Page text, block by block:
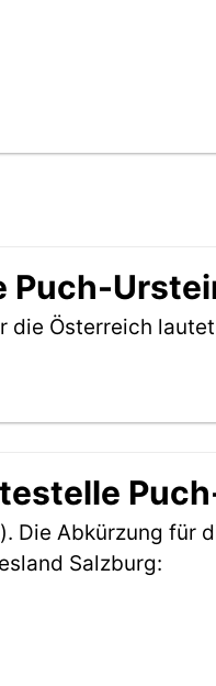
Puch-
die Österreich
Die Abkürzung für
Salzburg: